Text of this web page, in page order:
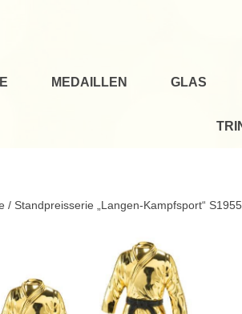
MEDAILLEN GLAS
/ Standpreisserie „Langen-Kampfsport“